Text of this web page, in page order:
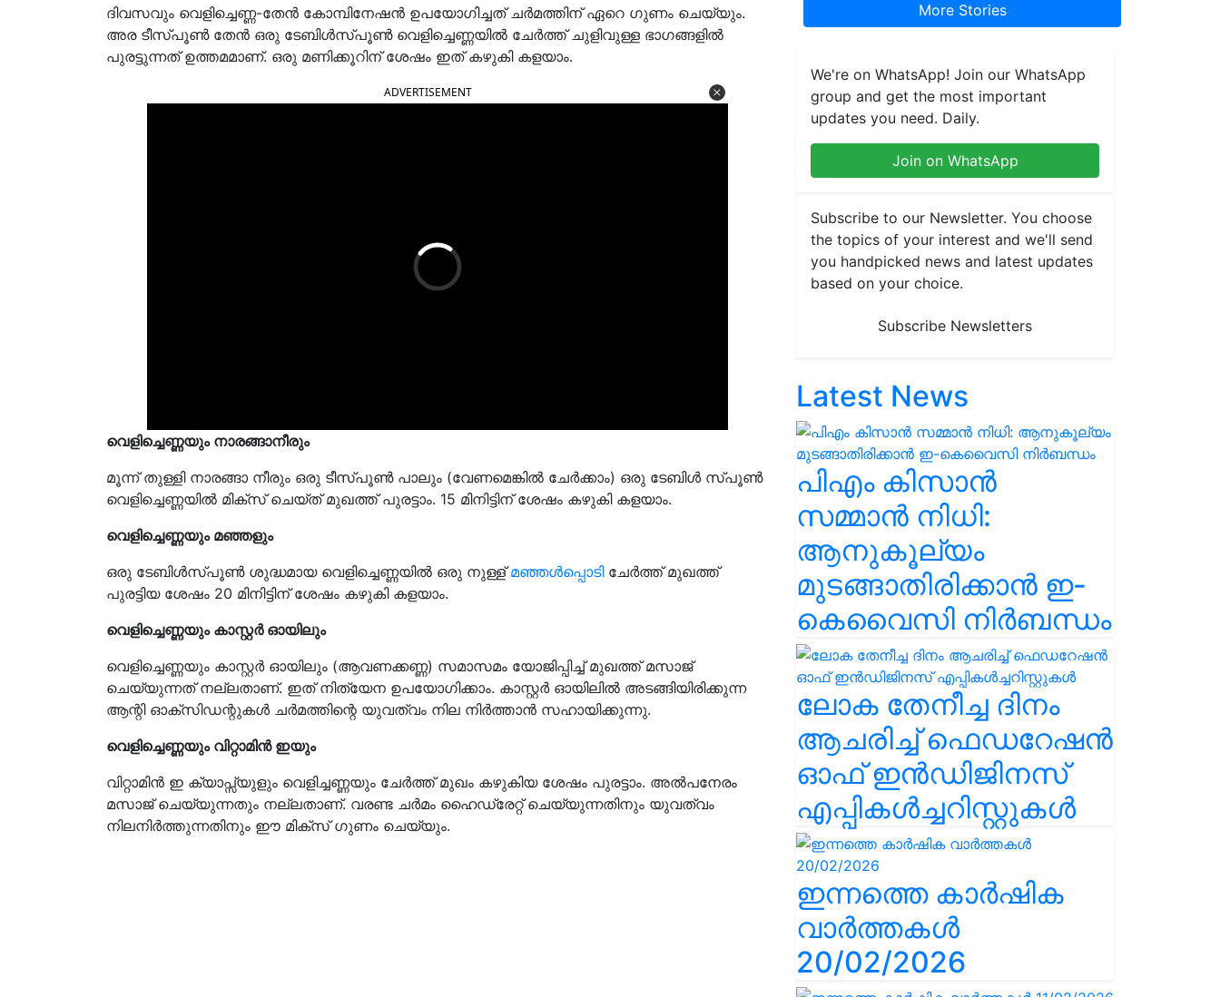
ദിവസവും വെളിച്ചെണ്ണ-തേൻ കോമ്പിനേഷൻ ഉപയോഗിച്ചത് ചർമത്തിന് ഏറെ ഗുണം ചെയ്യും.
അര ടീസ്പൂൺ തേൻ ഒരു ടേബിൾസ്പൂൺ വെളിച്ചെണ്ണയിൽ ചേർത്ത് ചുളിവുള്ള ഭാഗങ്ങളിൽ
പുരട്ടുന്നത് ഉത്തമമാണ്. ഒരു മണിക്കൂറിന് ശേഷം ഇത് കഴുകി കളയാം.
ADVERTISEMENT
വെളിച്ചെണ്ണയും നാരങ്ങാനീരും
മൂന്ന് തുള്ളി നാരങ്ങാ നീരും ഒരു ടീസ്പൂൺ പാലും (വേണമെങ്കിൽ ചേർക്കാം) ഒരു ടേബിൾ സ്പൂൺ
വെളിച്ചെണ്ണയിൽ മിക്സ് ചെയ്ത് മുഖത്ത് പുരട്ടാം. 15 മിനിട്ടിന് ശേഷം കഴുകി കളയാം.
വെളിച്ചെണ്ണയും മഞ്ഞളും
ഒരു ടേബിൾസ്പൂൺ ശുദ്ധമായ വെളിച്ചെണ്ണയിൽ ഒരു നുള്ള്മഞ്ഞൾപ്പൊടിചേർത്ത് മുഖത്ത്
പുരട്ടിയ ശേഷം 20 മിനിട്ടിന് ശേഷം കഴുകി കളയാം.
വെളിച്ചെണ്ണയും കാസ്റ്റർ ഓയിലും
വെളിച്ചെണ്ണയും കാസ്റ്റർ ഓയിലും (ആവണക്കണ്ണ) സമാസമം യോജിപ്പിച്ച് മുഖത്ത് മസാജ്
ചെയ്യുന്നത് നല്ലതാണ്. ഇത് നിത്യേന ഉപയോഗിക്കാം. കാസ്റ്റർ ഓയിലിൽ അടങ്ങിയിരിക്കുന്ന
ആന്റി ഓക്സിഡന്റുകൾ ചർമത്തിന്റെ യുവത്വം നില നിർത്താൻ സഹായിക്കുന്നു.
വെളിച്ചെണ്ണയും വിറ്റാമിൻ ഇയും
വിറ്റാമിൻ ഇ ക്യാപ്സ്യുളും വെളിച്ചണ്ണയും ചേർത്ത് മുഖം കഴുകിയ ശേഷം പുരട്ടാം. അൽപനേരം
മസാജ് ചെയ്യുന്നതും നല്ലതാണ്. വരണ്ട ചർമം ഹൈഡ്രേറ്റ് ചെയ്യുന്നതിനും യുവത്വം
നിലനിർത്തുന്നതിനും ഈ മിക്സ് ഗുണം ചെയ്യും.
More Stories
We're on WhatsApp! Join our WhatsApp
group and get the most important
updates you need. Daily.
Join on WhatsApp
Subscribe to our Newsletter. You choose
the topics of your interest and we'll send
you handpicked news and latest updates
based on your choice.
Subscribe Newsletters
Latest News
പിഎം കിസാൻ
സമ്മാൻ നിധി:
ആനുകൂല്യം
മുടങ്ങാതിരിക്കാൻ ഇ-
കെവൈസി നിർബന്ധം
ലോക തേനീച്ച ദിനം
ആചരിച്ച് ഫെഡറേഷൻ
ഓഫ് ഇൻഡിജിനസ്
എപ്പികൾച്ചറിസ്റ്റുകൾ
ഇന്നത്തെ കാർഷിക
വാർത്തകൾ
20/02/2026